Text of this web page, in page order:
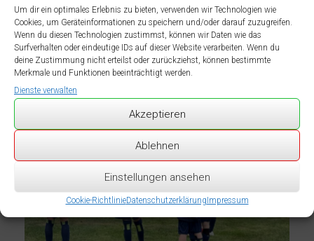
Um dir ein optimales Erlebnis zu bieten, verwenden wir Technologien wie
Cookies, um Geräteinformationen zu speichern und/oder darauf zuzugreifen.
Wenn du diesen Technologien zustimmst, können wir Daten wie das
Surfverhalten oder eindeutige IDs auf dieser Website verarbeiten. Wenn du
deine Zustimmung nicht erteilst oder zurückziehst, können bestimmte
Merkmale und Funktionen beeinträchtigt werden.
Dienste verwalten
Akzeptieren
Ablehnen
Einstellungen ansehen
Cookie-RichtlinieDatenschutzerklärung Impressum